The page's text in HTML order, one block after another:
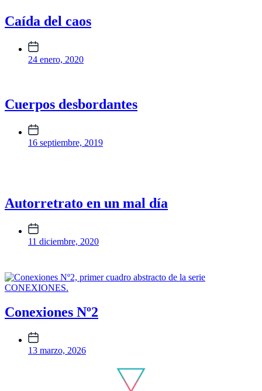
Caída del caos
Fecha
publicación
24 enero, 2020
Cuerpos desbordantes
Fecha
publicación
16 septiembre, 2019
Autorretrato en un mal día
Fecha
publicación
11 diciembre, 2020
Conexiones Nº2
Fecha
publicación
13 marzo, 2026